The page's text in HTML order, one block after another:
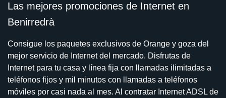
Las mejores promociones de Internet en
Benirredrà
Consigue los paquetes exclusivos de Orange y goza del
mejor servicio de Internet del mercado. Disfrutas de
Internet para tu casa y línea fija con llamadas ilimitadas a
teléfonos fijos y mil minutos con llamadas a teléfonos
móviles por casi nada al mes. Al contratar Internet ADSL de